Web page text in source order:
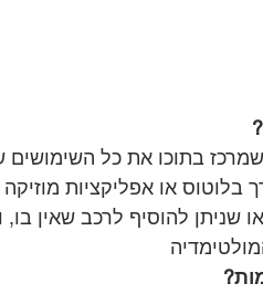
בתוכו את כל השימושים
בלוטוס או אפליקציות
להוסיף לרכב שאין בו,